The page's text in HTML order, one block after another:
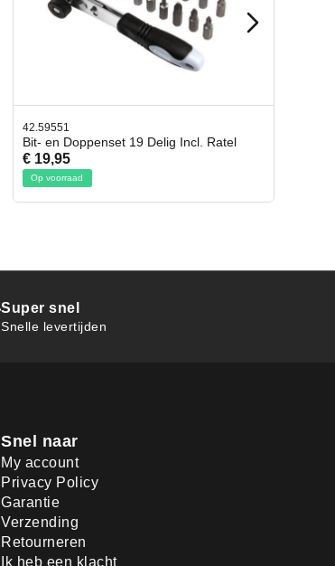
42.65998
Afbreekmes 2 stuks
€ 10,95
Op voorraad
Super snel
Snelle levertijden
Snel naar
My account
Privacy Policy
Garantie
Verzending
Retourneren
Ik heb een klacht